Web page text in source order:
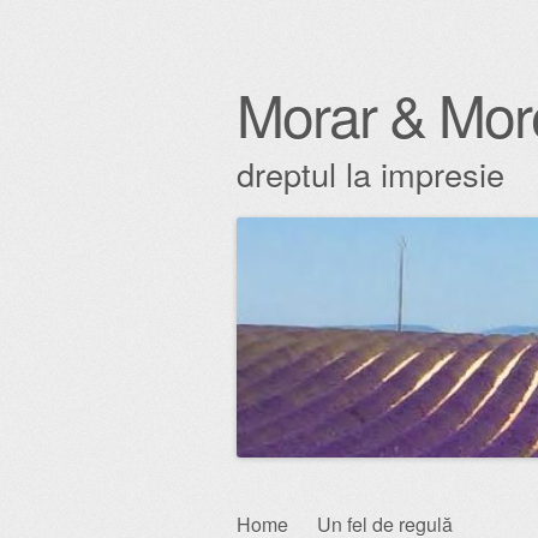
Morar &
dreptul la impresie
Skip
Home Un fel de regulă